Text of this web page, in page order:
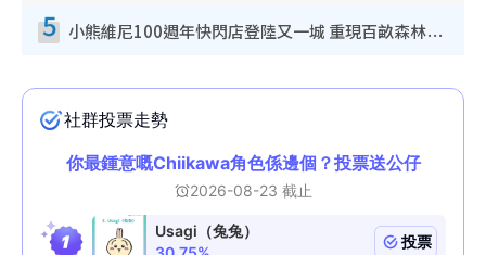
5 小熊維尼100週年快閃店登陸又一城 重現百畝森林經典場景／獨家限定盲盒登場／專屬DIY香水